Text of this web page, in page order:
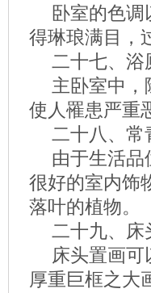
卧室的色
得琳琅满目，
二十七、浴
主卧室中，
使人罹患严重
二十八、常
由于生活品
很好的室内饰
落叶的植物。
二十九、床
床头置画
厚重巨框之大